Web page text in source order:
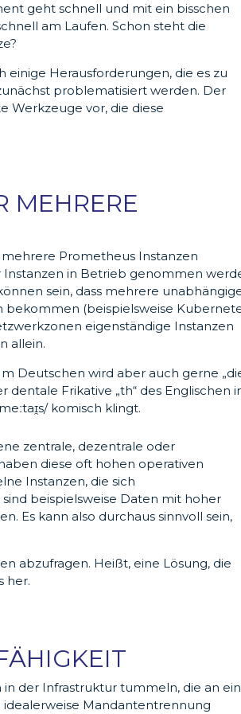
geht schnell und mit ein bisschen
am Laufen. Schon steht die
Herausforderungen, die es zu
problematisiert werden. Der
Werkzeuge vor, die diese
MEHRERE
Prometheus Instanzen
Instanzen in Betrieb genommen
sein, dass mehrere
bekommen (beispielsweise
eigenständige Instanzen
allein.
Deutschen wird aber auch gerne
dentale Frikative „th“ des Englischen
aɪ̯s/ komisch klingt.
zentrale, dezentrale oder
diese oft hohen operativen
Instanzen, die sich
beispielsweise Daten mit hoher
Es kann also durchaus sinnvoll sein,
abzufragen. Heißt, eine Lösung, die
her.
der Infrastruktur tummeln, die an
idealerweise Mandantentrennung